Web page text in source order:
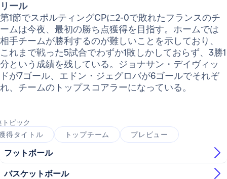
リール
第1節でスポルティングCPに2-0で敗れたフランスのチ
ームは今夜、最初の勝ち点獲得を目指す。ホームでは
相手チームが勝利するのが難しいことを示しており、
これまで戦った5試合でわずか1敗しかしておらず、3勝1
分という成績を残している。ジョナサン・デイヴィッ
ドが7ゴール、エドン・ジェグロバが6ゴールでそれぞ
れ、チームのトップスコアラーになっている。
トピック
得タイトル
トップチーム プレビュー
フットボール
バスケットボール